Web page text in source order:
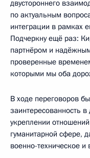
двустороннего
по актуальным
интеграции в рамках
Подчеркну ещё раз:
партнёром и
проверенные
которыми мы оба
В ходе переговоров
заинтересованность
укреплении
гуманитарной сфере,
военно-техническое и